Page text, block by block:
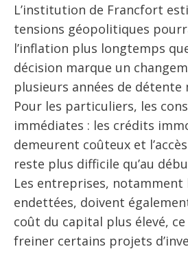
L’institution de Francfort
tensions géopolitiques
l’inflation plus longtemps
décision marque un
plusieurs années de détente
Pour les particuliers, les
immédiates : les crédits
demeurent coûteux et
reste plus difficile qu’au
Les entreprises, notamment
endettées, doivent
coût du capital plus élevé,
freiner certains projets